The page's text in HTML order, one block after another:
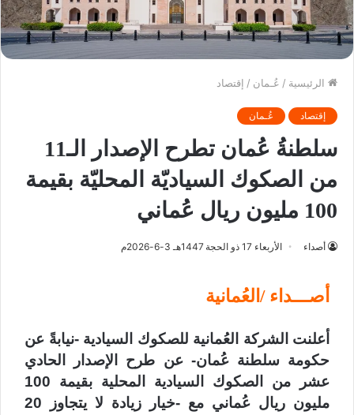
الرئيسية / عُـمان / إقتصاد
إقتصاد عُـمان
سلطنةُ عُمان تطرح الإصدار الـ11
من الصكوك السياديّة المحليّة بقيمة
100 مليون ريال عُماني
أصداء الأربعاء 17 ذو الحجة 1447هـ 3-6-2026م
أصـــداء /العُمانية
أعلنت الشركة العُمانية للصكوك السيادية -نيابةً عن
حكومة سلطنة عُمان- عن طرح الإصدار الحادي
عشر من الصكوك السيادية المحلية بقيمة 100
مليون ريال عُماني مع -خيار زيادة لا يتجاوز 20